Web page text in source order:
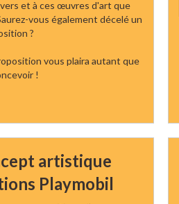
et à ces œuvres d'art que
vous également décelé un
?
vous plaira autant que
!
artistique
Playmobil